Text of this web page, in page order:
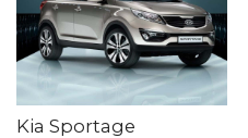
Kia Sportage